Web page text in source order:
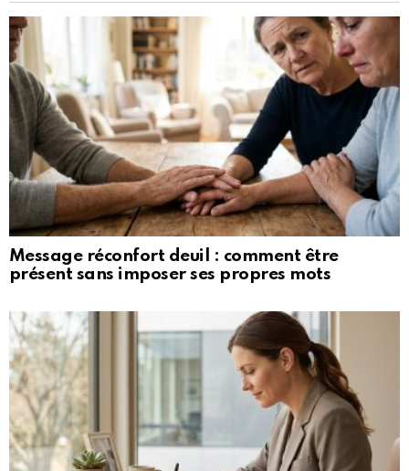
Message réconfort deuil : comment être
présent sans imposer ses propres mots